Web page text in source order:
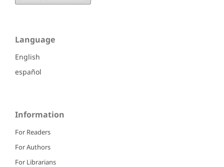
Language
English
español
Information
For Readers
For Authors
For Librarians